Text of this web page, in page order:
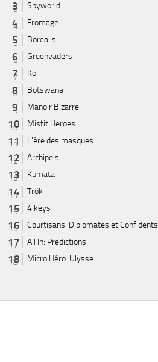
Spyworld
Fromage
Borealis
Greenvaders
Koi
Botswana
Manoir Bizarre
Misfit Heroes
L'ère des masques
Archipels
Kumata
Trök
4 keys
Courtisans: Diplomates et Confidents
All In: Predictions
Micro Héro: Ulysse